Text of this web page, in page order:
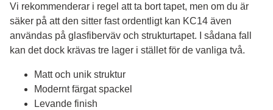
Vi rekommenderar i regel att ta bort tapet, men om du är
säker på att den sitter fast ordentligt kan KC14 även
användas på glasfiberväv och strukturtapet. I sådana fall
kan det dock krävas tre lager i stället för de vanliga två.
Matt och unik struktur
Modernt färgat spackel
Levande finish